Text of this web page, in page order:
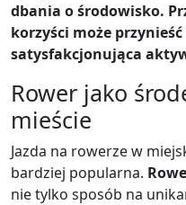
dbania o środowisko.
korzyści może
satysfakcjonująca
Rower jako
mieście
Jazda na rowerze w
bardziej popularna.
nie tylko sposób na